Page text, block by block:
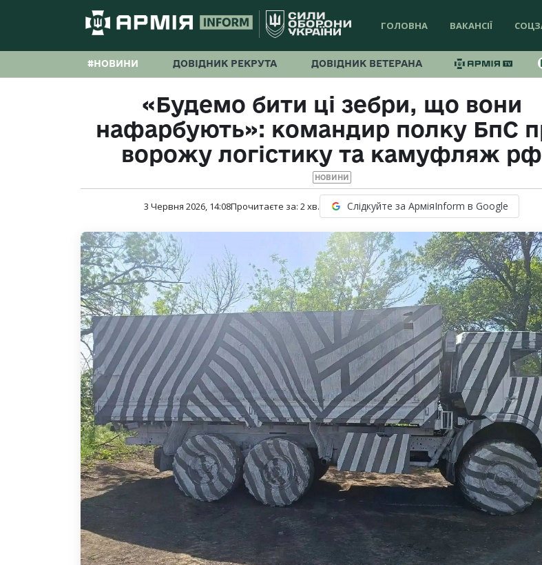
ГОЛОВНА ВАКАНСІЇ
#НОВИНИ ДОВІДНИК РЕКРУТА ДОВІДНИК ВЕТЕРАНА
«Будемо бити ці зебри, що вони
нафарбують»: командир полку БпС
ворожу логістику та камуфляж рф
НОВИНИ
3 Червня 2026, 14:08Прочитаєте за: 2хв. Слідкуйте за АрміяInform в Google